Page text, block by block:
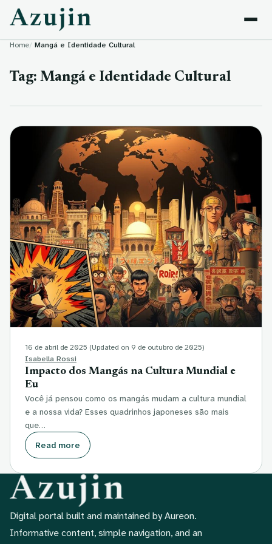
Skip to content
Home Mangá e Identidade Cultural
Tag: Mangá e Identidade Cultural
16 de abril de 2025 (Updated on 9 de outubro de 2025)
Isabella Rossi
Impacto dos Mangás na Cultura Mundial e
Eu
Você já pensou como os mangás mudam a cultura mundial
e a nossa vida? Esses quadrinhos japoneses são mais
que…
Read more
Digital portal built and maintained by Aureon.
Informative content, simple navigation, and an